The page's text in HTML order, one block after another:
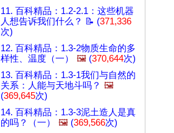
11. 百科精品：1.2-2.1：这些机器
人想告诉我们什么？ 📝 (371,336
次)
12. 百科精品：1.3-2物质生命的多
样性、温度（一）
🖼️ (370,644次)
13. 百科精品：1.3-1我们与自然的
关系：人能与天地斗吗？ 🖼️
(369,645次)
14. 百科精品：1.3-3泥土造人是真
的吗？（一）
🖼️ (369,566次)